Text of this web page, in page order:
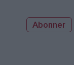
Abonner